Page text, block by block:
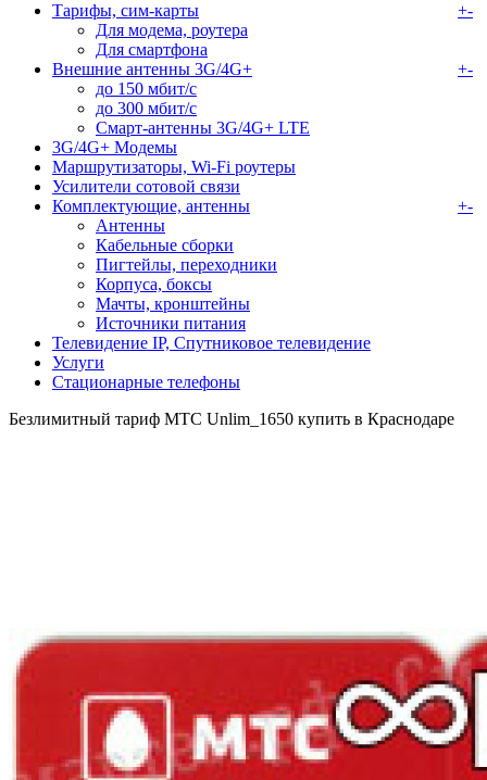
Тарифы, сим-карты
+-
Для модема, роутера
Для смартфона
Внешние антенны 3G/4G+
+-
до 150 мбит/с
до 300 мбит/с
Смарт-антенны 3G/4G+ LTE
3G/4G+ Модемы
Маршрутизаторы, Wi-Fi роутеры
Усилители сотовой связи
Комплектующие, антенны
+-
Антенны
Кабельные сборки
Пигтейлы, переходники
Корпуса, боксы
Мачты, кронштейны
Источники питания
Телевидение IP, Спутниковое телевидение
Услуги
Стационарные телефоны
Безлимитный тариф МТС Unlim_1650 купить в Краснодаре